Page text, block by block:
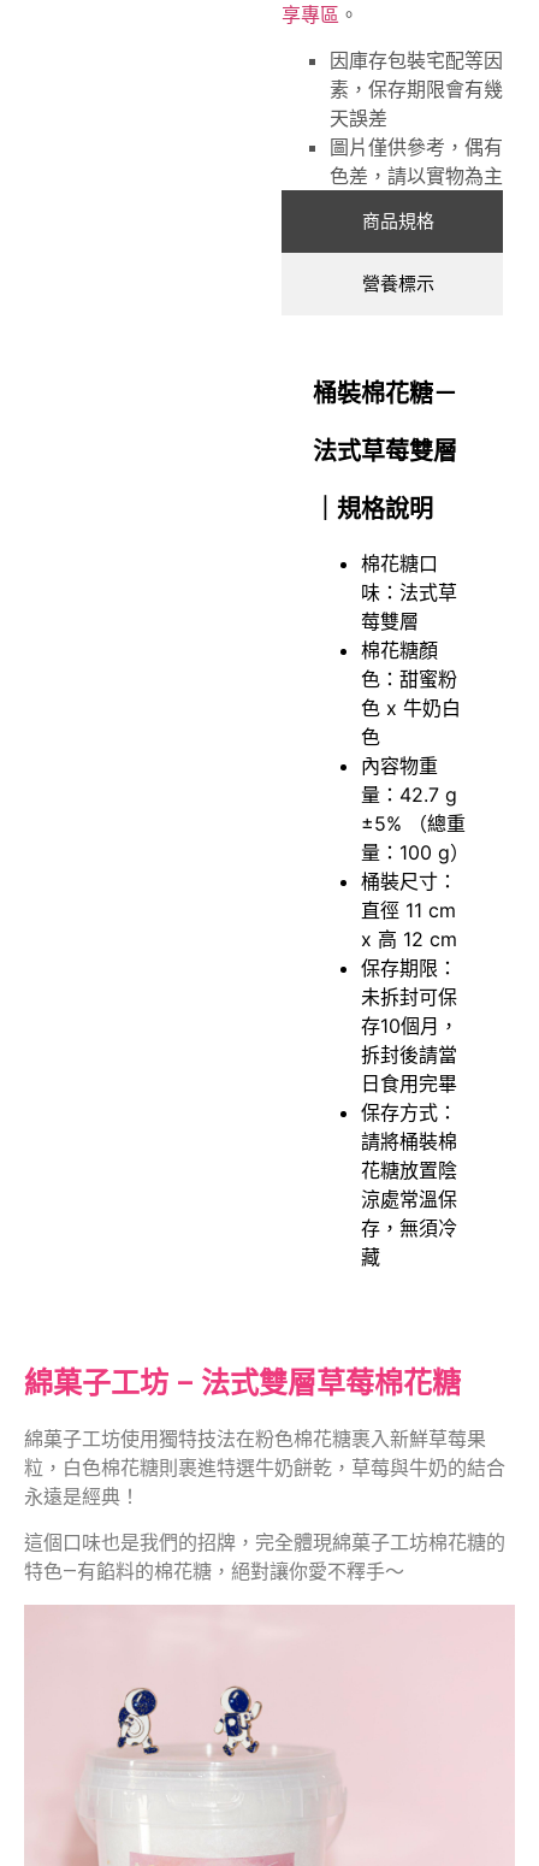
享專區 。
因庫存包裝宅配等因
素，保存期限會有幾
天誤差
圖片僅供參考，偶有
色差，請以實物為主
商品規格
營養標示
桶裝棉花糖－
法式草莓雙層
｜規格說明
棉花糖口
味：法式草
莓雙層
棉花糖顏
色：甜蜜粉
色 x 牛奶白
色
內容物重
量：42.7 g
±5% （總重
量：100 g）
桶裝尺寸：
直徑 11 cm
x 高 12 cm
保存期限：
未拆封可保
存10個月，
拆封後請當
日食用完畢
保存方式：
請將桶裝棉
花糖放置陰
涼處常溫保
存，無須冷
藏
綿菓子工坊 – 法式雙層草莓棉花糖
綿菓子工坊使用獨特技法在粉色棉花糖裹入新鮮草莓果
粒，白色棉花糖則裹進特選牛奶餅乾，草莓與牛奶的結合
永遠是經典！
這個口味也是我們的招牌，完全體現綿菓子工坊棉花糖的
特色—有餡料的棉花糖，絕對讓你愛不釋手～